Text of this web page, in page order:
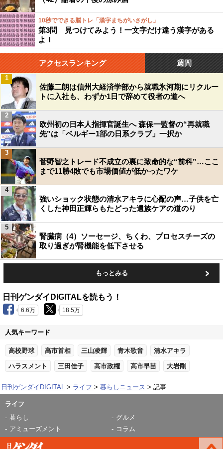
10秒でできる脳トレ「漢字まちがいさがし」
第3問 見つけてみよう！一文字だけ違う漢字がある
よ！
アクセスランキング 週間
佐藤二朗は信州大経済学部から就職氷河期にリクルー
トに入社も、わずか1日で辞めて役者の道へ
1
欧州初の日本人指揮官誕生へ 森保一監督の“再就職
先”は「ベルギー1部の日系クラブ」一択か
2
菅野智之トレード不成立の裏に致命的な“前科”…ここ
まで11勝4敗でも市場価値が低かったワケ
3
強いショック状態の清水アキラに心配の声…子供を亡
くした神田正輝らもたどった遺族ケアの道のり
4
腎臓病（4）ソーセージ、ちくわ、プロセスチーズの
取り過ぎが腎機能を低下させる
5
もっとみる
日刊ゲンダイDIGITALを読もう！
6.6万 18.5万
人気キーワード
高校野球 高市首相 三山凌輝 青木歌音 清水アキラ
ハラスメント 三田佳子 高市政権 高市早苗 大岩剛
日刊ゲンダイDIGITAL ライフ 暮らしニュース 記事
ライフ
暮らし
グルメ
アミューズメント
コラム